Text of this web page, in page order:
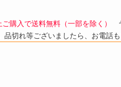
購入で送料無料（一部を除く）
切れ等ございましたら、お電話